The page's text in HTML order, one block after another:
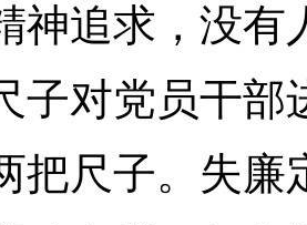
神追求，没有
子对党员干部
把尺子。失廉